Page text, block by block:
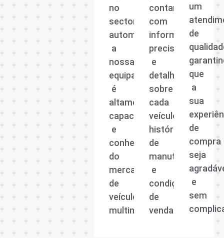
no
sector
automóvel,
a
nossa
equipa
é
altamente
capacitada
e
conhecedora
do
mercado
de
veículos
multimarcas.
contar
com
informações
precisas
e
detalhadas
sobre
cada
veículo,
histórico
de
manutenção
e
condições
de
venda.
um
de
que
a
sua
de
compra
seja
e
sem